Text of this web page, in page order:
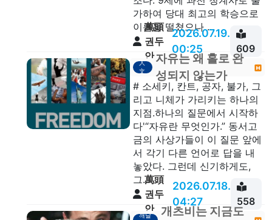
가하여 당대 최고의 학승으로
이름을 떨쳤으나 ...
萬頭
권두
안
2026.07.19.
00:25
609
人
文
자유는 왜 홀로 완
성되지 않는가
# 소세키, 칸트, 공자, 불가, 그
리고 니체가 가리키는 하나의
지점.하나의 질문에서 시작하
다'“자유란 무엇인가.” 동서고
금의 사상가들이 이 질문 앞에
서 각기 다른 언어로 답을 내
놓았다. 그런데 신기하게도,
그...萬頭
권두
안
2026.07.18.
04:27
558
깨달
개츠비는 지금도